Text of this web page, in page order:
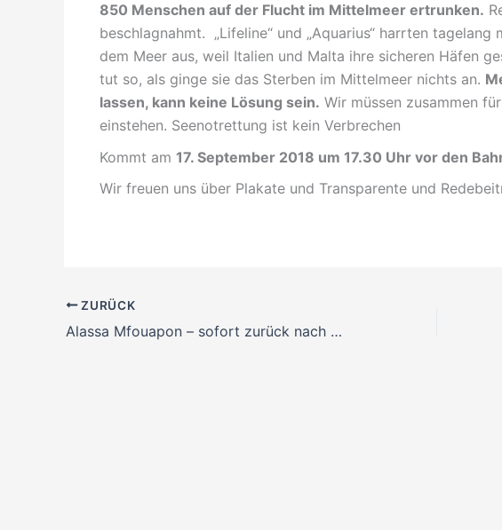
850 Menschen auf der Flucht im Mittelmeer ertrunken.
beschlagnahmt. „Lifeline“ und „Aquarius“ harrten
dem Meer aus, weil Italien und Malta ihre sicheren Häfen
tut so, als ginge sie das Sterben im Mittelmeer nichts an.
lassen, kann keine Lösung sein. Wir müssen zusammen
einstehen. Seenotrettung ist kein Verbrechen
Kommt am 17. September 2018 um 17.30 Uhr vor den
Wir freuen uns über Plakate und Transparente und
ZURÜCK
Alassa Mfouapon – sofort zurück nach Deutschland!